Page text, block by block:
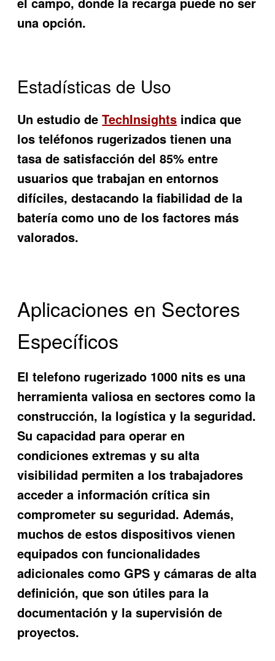
una opción.
Estadísticas de Uso
Un estudio deTechInsights indica que
los teléfonos rugerizados tienen una
tasa de satisfacción del 85% entre
usuarios que trabajan en entornos
difíciles, destacando la fiabilidad de la
batería como uno de los factores más
valorados.
Aplicaciones en Sectores
Específicos
Eltelefono rugerizado 1000 nits es una
herramienta valiosa en sectores como la
construcción, la logística y la seguridad.
Su capacidad para operar en
condiciones extremas y su alta
visibilidad permiten a los trabajadores
acceder a información crítica sin
comprometer su seguridad. Además,
muchos de estos dispositivos vienen
equipados con funcionalidades
adicionales como GPS y cámaras de alta
definición, que son útiles para la
documentación y la supervisión de
proyectos.